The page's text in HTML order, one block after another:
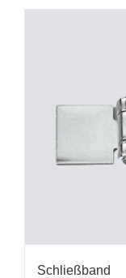
Schließband